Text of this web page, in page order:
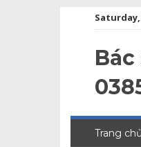
Trang chủ